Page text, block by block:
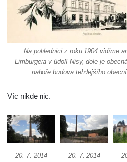
Torzo střeleckého sloupu ve
Budova ZŠ a MŠ Tadeáše
Chřibská čp. 280
Dům čp. 175 ve Chřibské
Dům čp. 30 ve Chřibské
Budova základní školy v Lužci nad
Dům čp. 11 v Hrobčicích
Budova stáčírny Bílina-Kyselka
Na pohlednici z roku 1904 vidíme
Limburgera v údolí Nisy, dole je
nahoře budova tehdejšího
Víc nikde nic.
20. 7. 2014 20. 7. 2014